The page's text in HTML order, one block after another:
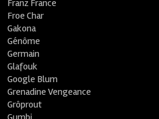
Franz France
Froe Char
Gakona
Génôme
Germain
Glafouk
Google Blum
Grenadine Vengeance
Grôprout